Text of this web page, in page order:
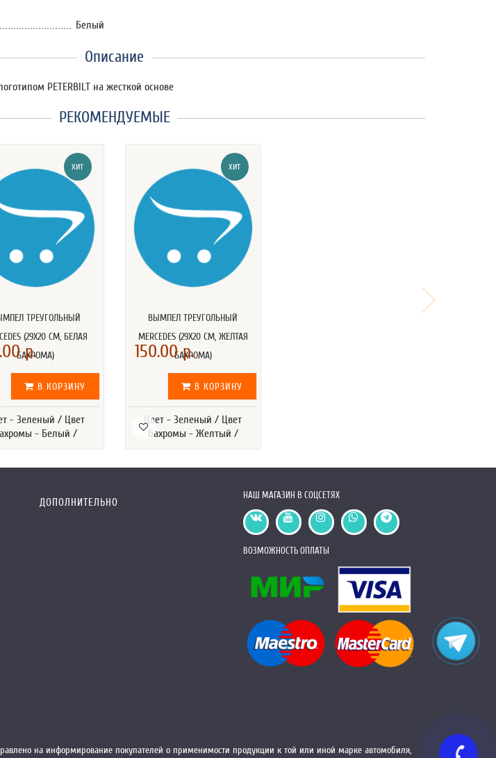
Белый
Описание
PETERBILT на жесткой основе
РЕКОМЕНДУЕМЫЕ
ХИТ
ТРЕУГОЛЬНЫЙ
(29Х20 СМ, БЕЛАЯ
БАХРОМА)
р.
В КОРЗИНУ
- Зеленый / Цвет
- Белый /
ХИТ
ВЫМПЕЛ ТРЕУГОЛЬНЫЙ
MERCEDES (29Х20 СМ, ЖЕЛТАЯ
БАХРОМА)
150.00 р.
В КОРЗИНУ
Цвет - Зеленый / Цвет
бахромы - Желтый /
ДОПОЛНИТЕЛЬНО
НАШ МАГАЗИН В СОЦСЕТЯХ
ВОЗМОЖНОСТЬ ОПЛАТЫ
на информирование покупателей о применимости продукции к той или иной марке автомобиля,